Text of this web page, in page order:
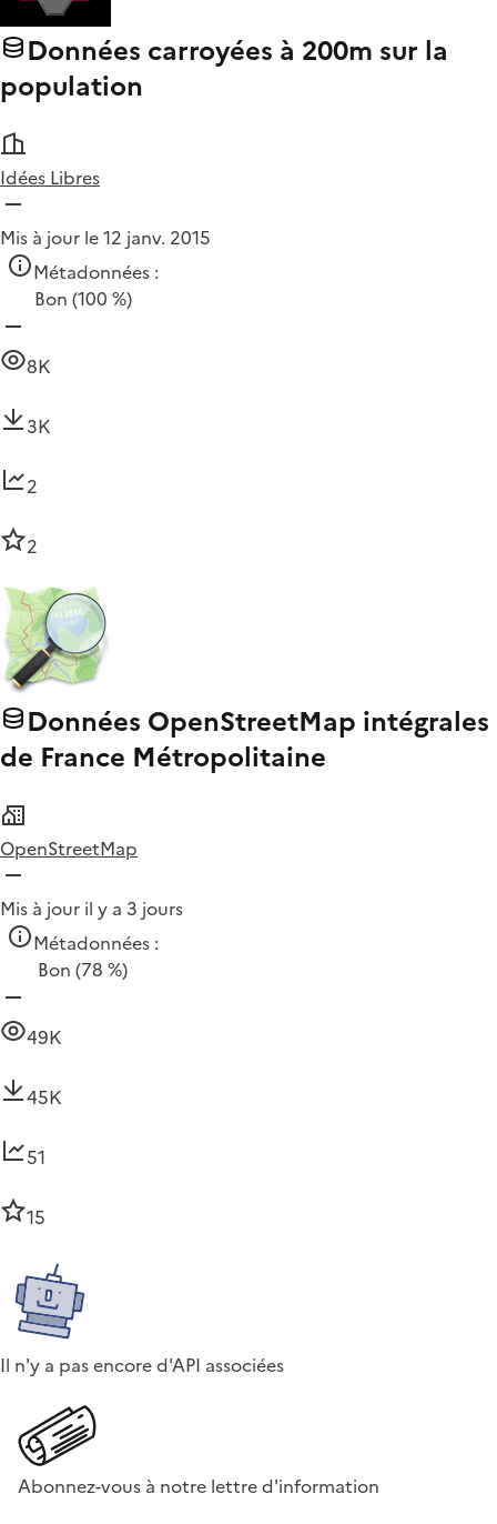
Données carroyées à 200m sur la
population
Idées Libres
Mis à jour le 12 janv. 2015
Métadonnées :
Bon (100 %)
8K
3K
2
2
Données OpenStreetMap intégrales
de France Métropolitaine
OpenStreetMap
Mis à jour il y a 3 jours
Métadonnées :
Bon (78 %)
49K
45K
51
15
Il n'y a pas encore d'API associées
Abonnez-vous à notre lettre d'information